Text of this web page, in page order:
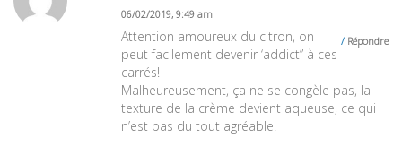
06/02/2019, 9:49 am
Répondre
Attention amoureux du citron, on
peut facilement devenir ‘addict” à ces
carrés!
Malheureusement, ça ne se congèle pas, la
texture de la crème devient aqueuse, ce qui
n’est pas du tout agréable.